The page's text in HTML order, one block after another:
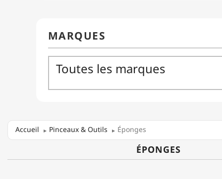
Accueil Pinceaux & Outils Éponges
ÉPONGES